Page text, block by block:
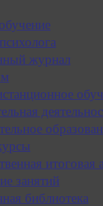
журнал
итоговая
занятий
библиотека